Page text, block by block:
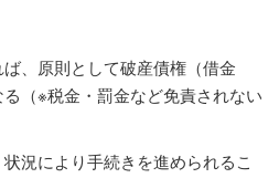
、原則として破産債権（借金
（※税金・罰金など免責されない
況により手続きを進められるこ